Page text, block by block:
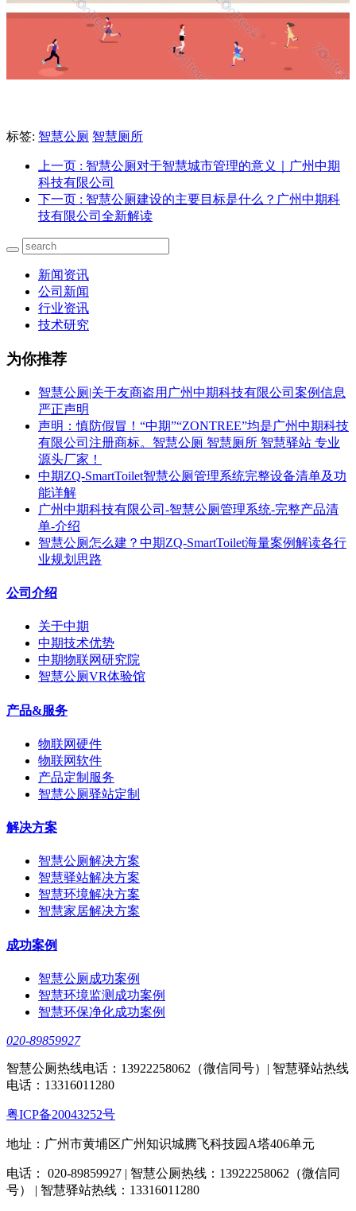
标签: 智慧公厕 智慧厕所
上一页 : 智慧公厕对于智慧城市管理的意义｜广州中期
科技有限公司
下一页 : 智慧公厕建设的主要目标是什么？广州中期科
技有限公司全新解读
新闻资讯
公司新闻
行业资讯
技术研究
为你推荐
智慧公厕|关于友商盗用广州中期科技有限公司案例信息
严正声明
声明：慎防假冒！“中期”“ZONTREE”均是广州中期科技
有限公司注册商标。智慧公厕 智慧厕所 智慧驿站 专业
源头厂家！
中期ZQ-SmartToilet智慧公厕管理系统完整设备清单及功
能详解
广州中期科技有限公司-智慧公厕管理系统-完整产品清
单-介绍
智慧公厕怎么建？中期ZQ-SmartToilet海量案例解读各行
业规划思路
公司介绍
关于中期
中期技术优势
中期物联网研究院
智慧公厕VR体验馆
产品&服务
物联网硬件
物联网软件
产品定制服务
智慧公厕驿站定制
解决方案
智慧公厕解决方案
智慧驿站解决方案
智慧环境解决方案
智慧家居解决方案
成功案例
智慧公厕成功案例
智慧环境监测成功案例
智慧环保净化成功案例
020-89859927
智慧公厕热线电话：13922258062（微信同号）| 智慧驿站热线
电话：13316011280
粤ICP备20043252号
地址：广州市黄埔区广州知识城腾飞科技园A塔406单元
电话： 020-89859927 | 智慧公厕热线：13922258062（微信同
号） | 智慧驿站热线：13316011280